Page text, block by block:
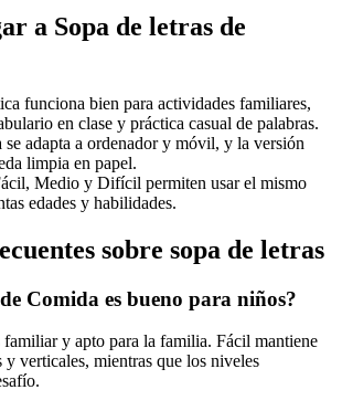
a Sopa de letras de
funciona bien para actividades familiares,
en clase y práctica casual de palabras.
adapta a ordenador y móvil, y la versión
limpia en papel.
Medio y Difícil permiten usar el mismo
edades y habilidades.
sobre sopa de letras
Comida es bueno para niños?
y apto para la familia. Fácil mantiene
y verticales, mientras que los niveles